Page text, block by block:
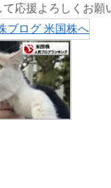
応援よろしくお願